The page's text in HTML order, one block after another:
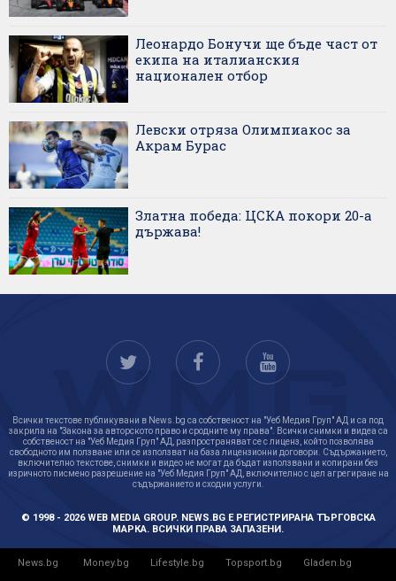
Леонардо Бонучи ще бъде част от
екипа на италианския
национален отбор
Левски отряза Олимпиакос за
Акрам Бурас
Златна победа: ЦСКА покори 20-а
държава!
Всички текстове публикувани в News.bg са собственост на "Уеб Медия Груп" АД и са под
закрила на "Закона за авторското право и сродните му права". Всички снимки и видеа са
собственост на "Уеб Медия Груп" АД, разпространяват се с лиценз, който позволява
свободното им ползване или се използват на база лицензионни договори. Съдържанието,
включително текстове, снимки и видео не могат да бъдат използвани и копирани без
изричното писмено разрешение на "Уеб Медия Груп" АД, включително с цел агрегиране на
съдържанието и сходни услуги.
© 1998 - 2026 WEB MEDIA GROUP. NEWS.BG Е РЕГИСТРИРАНА ТЪРГОВСКА
МАРКА. ВСИЧКИ ПРАВА ЗАПАЗЕНИ.
News.bg Money.bg Lifestyle.bg Topsport.bg Gladen.bg